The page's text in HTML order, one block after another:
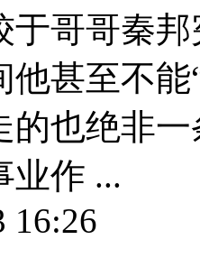
于哥哥秦
他甚至不
的也绝非
业作 ...
16:26